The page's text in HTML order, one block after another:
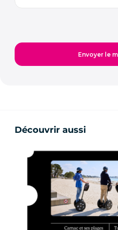
Découvrir aussi